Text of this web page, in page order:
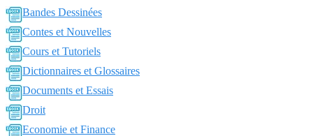
Bandes Dessinées
Contes et Nouvelles
Cours et Tutoriels
Dictionnaires et Glossaires
Documents et Essais
Droit
Economie et Finance